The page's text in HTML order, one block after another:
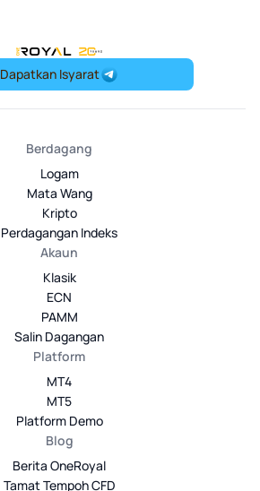
OneRoyal Home
Dapatkan Isyarat
Berdagang
Logam
Mata Wang
Kripto
Perdagangan Indeks
Akaun
Klasik
ECN
PAMM
Salin Dagangan
Platform
MT4
MT5
Platform Demo
Blog
Berita OneRoyal
Tamat Tempoh CFD